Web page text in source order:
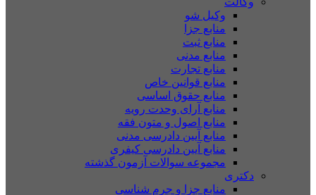
وکیل شو
منابع جزا
منابع ثبت
منابع مدنی
منابع تجارت
منابع قوانین خاص
منابع حقوق اساسی
منابع آرای وحدت رویه
منابع اصول و متون فقه
منابع آیین دادرسی مدنی
منابع آیین دادرسی کیفری
مجموعه سوالات آزمون گذشته
دکتری
منابع جزا و جرم شناسی